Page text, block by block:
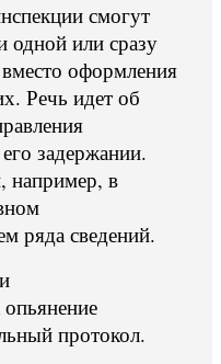
смогут
одной или сразу
оформления
Речь идет об
задержании.
например, в
ряда сведений.
опьянение
протокол.